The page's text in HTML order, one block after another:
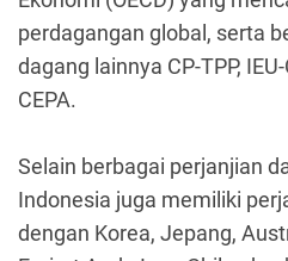
perdagangan global, serta
dagang lainnya CP-TPP,
CEPA.
Selain berbagai perjanjian
Indonesia juga memiliki
dengan Korea, Jepang,